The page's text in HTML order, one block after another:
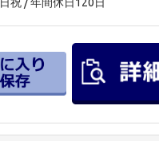
日祝 / 年間休日120日